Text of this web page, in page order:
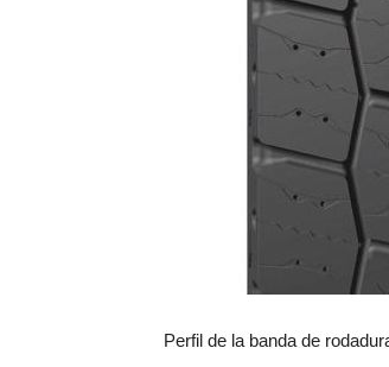
Perfil de la banda de